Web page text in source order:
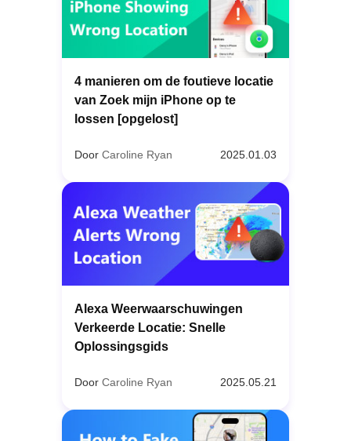
4 manieren om de foutieve locatie
van Zoek mijn iPhone op te
lossen [opgelost]
Door Caroline Ryan 2025.01.03
Alexa Weerwaarschuwingen
Verkeerde Locatie: Snelle
Oplossingsgids
Door Caroline Ryan 2025.05.21